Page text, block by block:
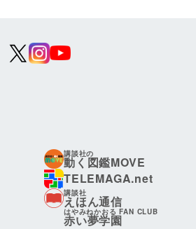
講談社の
動く図鑑MOVE
TELEMAGA.net
講談社
えほん通信
はやみねかおる FAN CLUB
赤い夢学園